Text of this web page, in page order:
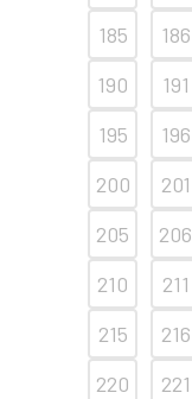
185
186
190
191
195
196
200
201
205
206
210
211
215
216
220
221